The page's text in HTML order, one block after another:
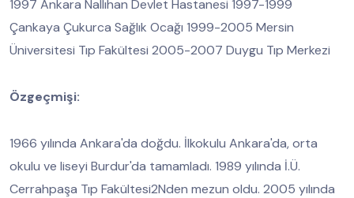
1997 Ankara Nallıhan Devlet Hastanesi 1997-1999
Çankaya Çukurca Sağlık Ocağı 1999-2005 Mersin
Üniversitesi Tıp Fakültesi 2005-2007 Duygu Tıp Merkezi
Özgeçmişi:
1966 yılında Ankara'da doğdu. İlkokulu Ankara'da, orta
okulu ve liseyi Burdur'da tamamladı. 1989 yılında İ.Ü.
Cerrahpaşa Tıp Fakültesi2Nden mezun oldu. 2005 yılında